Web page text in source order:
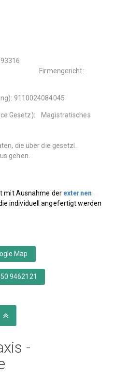
Firmengericht:
9110024084045
Gesetz): Magistratisches
die über die gesetzl.
gehen.
mit Ausnahme der externen
individuell angefertigt werden
Map
9462121
-